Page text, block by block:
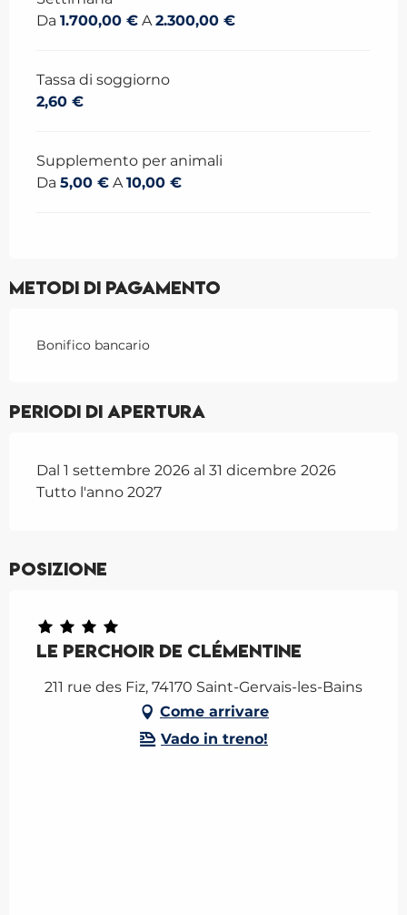
Da 1.700,00 € A2.300,00 €
Tassa di soggiorno
2,60 €
Supplemento per animali
Da 5,00 € A10,00 €
Metodi di pagamento
Bonifico bancario
Periodi di apertura
Dal 1 settembre 2026 al 31 dicembre 2026
Tutto l'anno 2027
Posizione
Le Perchoir de Clémentine
211 rue des Fiz, 74170 Saint-Gervais-les-Bains
Come arrivare
Vado in treno!